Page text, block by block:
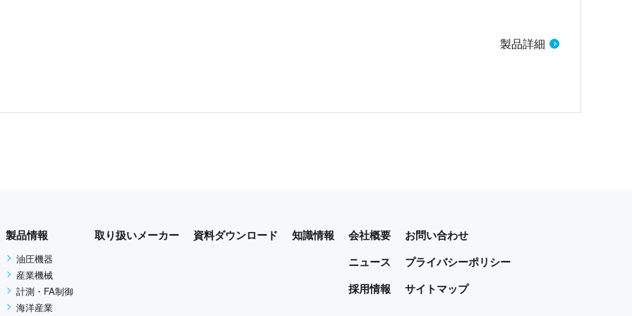
製品詳細
製品情報
油圧機器
産業機械
計測・FA制御
海洋産業
取り扱いメーカー 資料ダウンロード 知識情報
会社概要
ニュース
採用情報
お問い合わせ
プライバシーポリシー
サイトマップ